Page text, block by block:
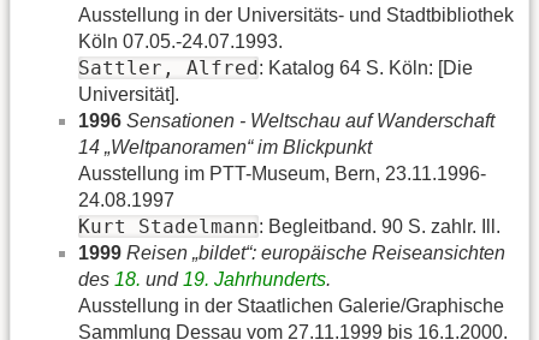
Ausstellung in der Universitäts- und Stadtbibliothek
Köln 07.05.-24.07.1993.
Sattler, Alfred: Katalog 64 S. Köln: [Die
Universität].
1996 Sensationen - Weltschau auf Wanderschaft
14 „Weltpanoramen“ im Blickpunkt
Ausstellung im PTT-Museum, Bern, 23.11.1996-
24.08.1997
Kurt Stadelmann: Begleitband. 90 S. zahlr. Ill.
1999 Reisen „bildet“: europäische Reiseansichten
des 18. und 19. Jahrhunderts.
Ausstellung in der Staatlichen Galerie/Graphische
Sammlung Dessau vom 27.11.1999 bis 16.1.2000.